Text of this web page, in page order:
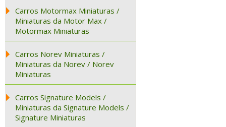
Carros Motormax Miniaturas /
Miniaturas da Motor Max /
Motormax Miniaturas
Carros Norev Miniaturas /
Miniaturas da Norev / Norev
Miniaturas
Carros Signature Models /
Miniaturas da Signature Models /
Signature Miniaturas